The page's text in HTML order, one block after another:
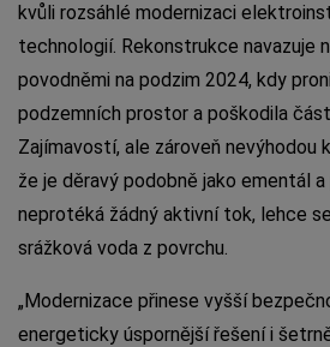
kvůli rozsáhlé modernizaci
technologií. Rekonstrukce navazuje
povodněmi na podzim 2024, kdy
podzemních prostor a poškodila
Zajímavostí, ale zároveň nevýhodou
že je děravý podobně jako ementál
neprotéká žádný aktivní tok, lehce
srážková voda z povrchu.
„Modernizace přinese vyšší
energeticky úspornější řešení i